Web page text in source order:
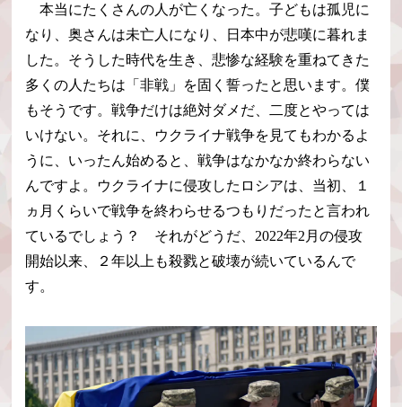
本当にたくさんの人が亡くなった。子どもは孤児に
なり、奥さんは未亡人になり、日本中が悲嘆に暮れま
した。そうした時代を生き、悲惨な経験を重ねてきた
多くの人たちは「非戦」を固く誓ったと思います。僕
もそうです。戦争だけは絶対ダメだ、二度とやっては
いけない。それに、ウクライナ戦争を見てもわかるよ
うに、いったん始めると、戦争はなかなか終わらない
んですよ。ウクライナに侵攻したロシアは、当初、１
ヵ月くらいで戦争を終わらせるつもりだったと言われ
ているでしょう？ それがどうだ、2022年2月の侵攻
開始以来、２年以上も殺戮と破壊が続いているんで
す。